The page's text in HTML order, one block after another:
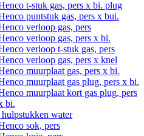
t-stuk gas, pers x bi. plug
puntstuk gas, pers x bui.
verloop gas, pers
verloop gas, pers x bi.
verloop t-stuk gas, pers
verloop gas, pers x knel
muurplaat gas, pers x bi.
muurplaat gas plug, pers x bi.
muurplaat kort gas plug, pers
bi.
water
sok, pers